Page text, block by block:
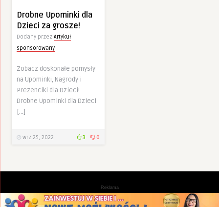
Drobne Upominki dla
Dzieci za grosze!
Dodany przez Artykuł
sponsorowany
Zobacz doskonałe pomysły
na Upominki, Nagrody i
Prezenciki dla Dzieci!
Drobne Upominki dla Dzieci
[…]
wrz 25, 2022 3 0
Reklama